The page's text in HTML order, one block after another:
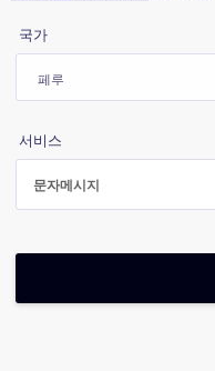
국가
서비스
문자메시지